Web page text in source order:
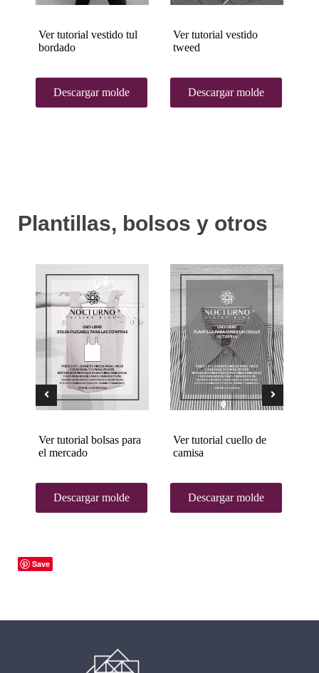
Ver tutorial vestido tul
bordado
Descargar molde
Ver tutorial vestido
tweed
Descargar molde
Plantillas, bolsos y otros
Ver tutorial bolsas para
el mercado
Descargar molde
Ver tutorial cuello de
camisa
Descargar molde
Save